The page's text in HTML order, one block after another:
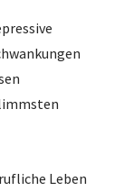
Leben